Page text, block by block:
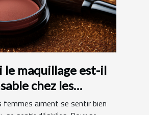
le maquillage est-il
chez les
femmes aiment se sentir bien